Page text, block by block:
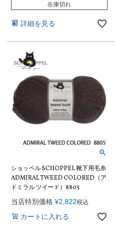
在庫切れ
詳細を見る
ショッペル SCHOPPEL 靴下用毛糸
ADMIRAL TWEED COLORED（ア
ドミラル ツイード）8805
当店特別価格 ¥2,822税込
カートに入れる